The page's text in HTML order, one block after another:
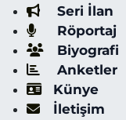
Seri İlan
Röportaj
Biyografi
Anketler
Künye
İletişim